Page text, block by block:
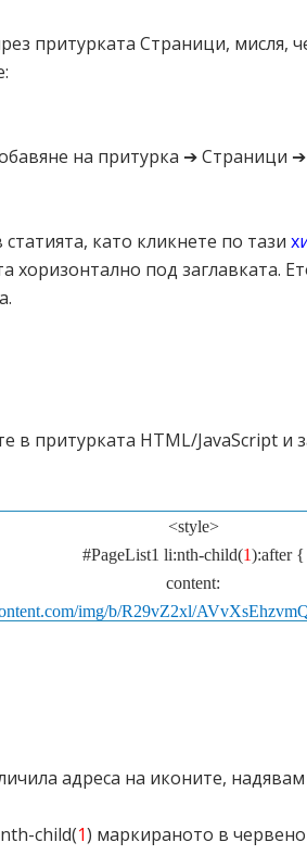
притурката Страници, мисля,
на притурка ➔ Страници ➔
като кликнете по тази
хоризонтално под заглавката.
в притурката HTML/JavaScript и
<style>
#PageList1 li:nth-child(1):after {
content:
img/b/R29vZ2xl/
top: 5px;
#PageList1 li:nth-child(2):after {
адреса на иконите, надявам
child(1) маркираното в